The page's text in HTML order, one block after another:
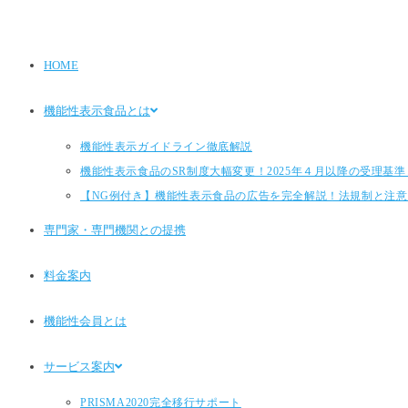
HOME
機能性表示食品とは
機能性表示ガイドライン徹底解説
機能性表示食品のSR制度大幅変更！2025年４月以降の受理基
【NG例付き】機能性表示食品の広告を完全解説！法規制と注意
専門家・専門機関との提携
料金案内
機能性会員とは
サービス案内
PRISMA2020完全移行サポート